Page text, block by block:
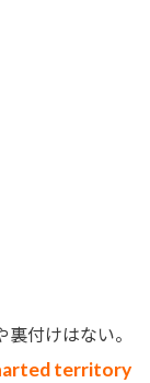
付けはない。
territory